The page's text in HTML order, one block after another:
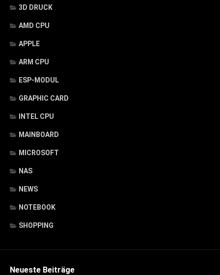
3D DRUCK
AMD CPU
APPLE
ARM CPU
ESP-MODUL
GRAPHIC CARD
INTEL CPU
MAINBOARD
MICROSOFT
NAS
NEWS
NOTEBOOK
SHOPPING
Neueste Beiträge